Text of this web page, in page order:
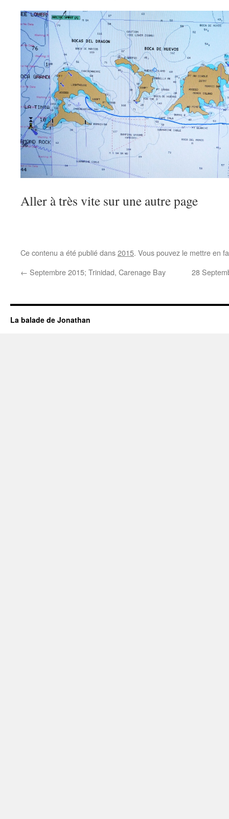
Aller à très vite sur une autre page
Ce contenu a été publié dans2015. Vous pouvez le mettre en
← Septembre 2015; Trinidad, Carenage Bay 28
La balade de Jonathan